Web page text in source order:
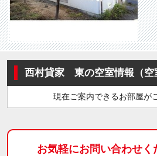
西村貸家 東の空室情報（空
現在ご案内できるお部屋が
お気軽にお問い合わせく